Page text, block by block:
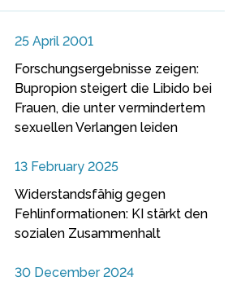
25 April 2001
Forschungsergebnisse zeigen:
Bupropion steigert die Libido bei
Frauen, die unter vermindertem
sexuellen Verlangen leiden
13 February 2025
Widerstandsfähig gegen
Fehlinformationen: KI stärkt den
sozialen Zusammenhalt
30 December 2024